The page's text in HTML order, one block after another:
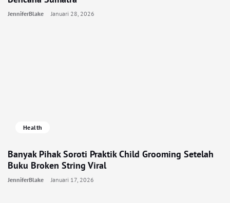
JenniferBlake Januari 28, 2026
Health
Banyak Pihak Soroti Praktik Child Grooming Setelah
Buku Broken String Viral
JenniferBlake Januari 17, 2026